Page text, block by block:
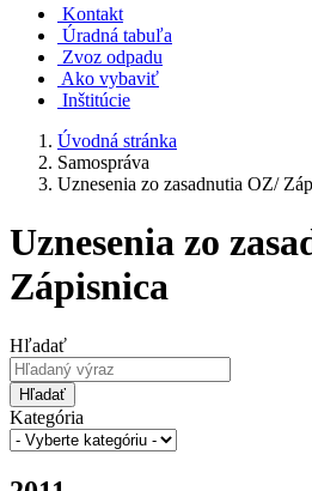
Kontakt
Úradná tabuľa
Zvoz odpadu
Ako vybaviť
Inštitúcie
Úvodná stránka
Samospráva
Uznesenia zo zasadnutia OZ/
Uznesenia zo
Zápisnica
Hľadať
Hľadať
Kategória